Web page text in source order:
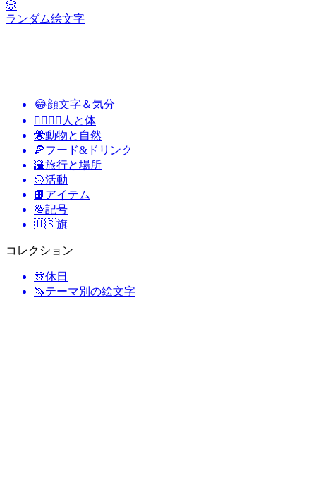
🎲
ランダム絵文字
😂顔文字＆気分
👩‍❤️‍💋‍👨 人と体
🐝動物と自然
🍕フード&ドリンク
🌇旅行と場所
🥎活動
📙 アイテム
💯記号
🇺🇸旗
コレクション
🎊休日
🦄テーマ別の絵文字